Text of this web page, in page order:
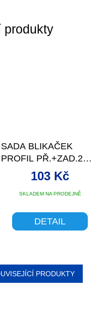
produkty
SADA BLIKAČEK
PROFIL PŘ.+ZAD.2
LED/2FCE
FIALOVÉ+BA
SKLADEM NA PRODEJNĚ
103 Kč
DETAIL
PRODUKTY